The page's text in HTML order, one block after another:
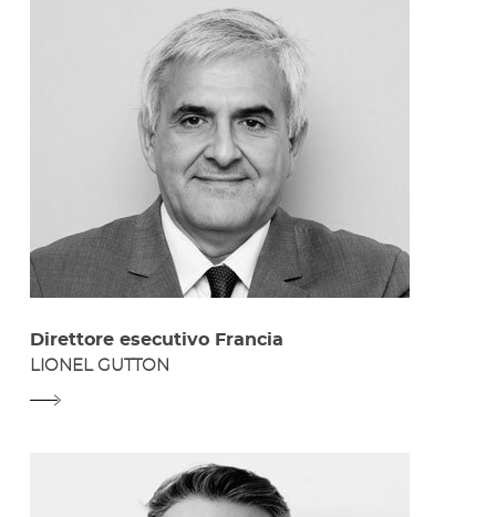
Direttore esecutivo Francia
LIONEL GUTTON